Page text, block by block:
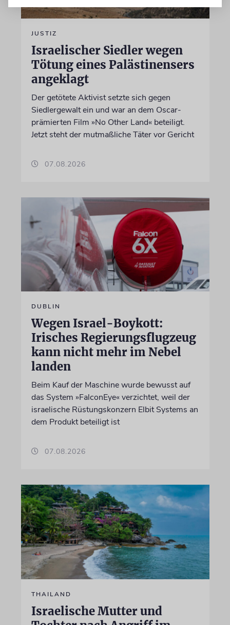
JUSTIZ
Israelischer Siedler wegen
Tötung eines Palästinensers
angeklagt
Der getötete Aktivist setzte sich gegen
Siedlergewalt ein und war an dem Oscar-
prämierten Film »No Other Land« beteiligt.
Jetzt steht der mutmaßliche Täter vor Gericht
07.08.2026
DUBLIN
Wegen Israel-Boykott:
Irisches Regierungsflugzeug
kann nicht mehr im Nebel
landen
Beim Kauf der Maschine wurde bewusst auf
das System »FalconEye« verzichtet, weil der
israelische Rüstungskonzern Elbit Systems an
dem Produkt beteiligt ist
07.08.2026
THAILAND
Israelische Mutter und